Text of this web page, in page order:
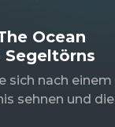
Ocean
sich nach einem
sehnen und die